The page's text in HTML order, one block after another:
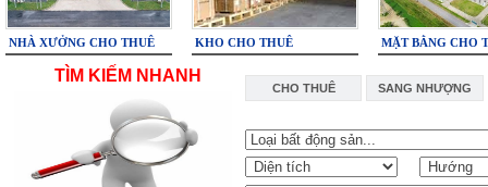
NHÀ XƯỞNG CHO THUÊ KHO CHO THUÊ MẶT BẰNG CHO
TÌM KIẾM NHANH
CHO THUÊ SANG NHƯỢNG